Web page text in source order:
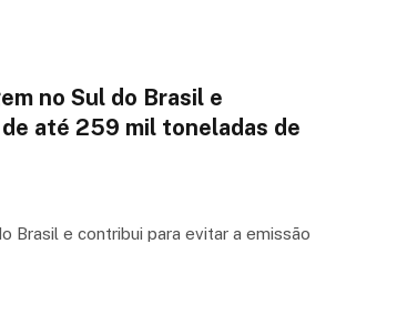
no Sul do Brasil e
até 259 mil toneladas de
Brasil e contribui para evitar a emissão